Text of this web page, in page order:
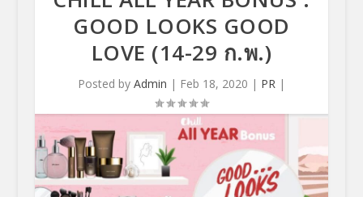
GOOD LOOKS GOOD
LOVE (14-29 ก.พ.)
Posted by Admin | Feb 18, 2020 | PR|